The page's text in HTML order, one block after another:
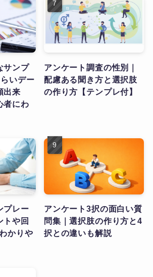
サンプ
いデー
出来
者にわ
アンケート調査の性別｜
配慮ある聞き方と選択肢
の作り方【テンプレ付】
プレー
トや回
かりや
アンケート3択の面白い質
問集｜選択肢の作り方と4
択との違いも解説